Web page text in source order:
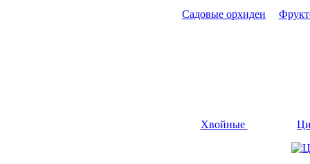
Садовые орхидеи
Хвойные